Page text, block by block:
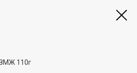
110г